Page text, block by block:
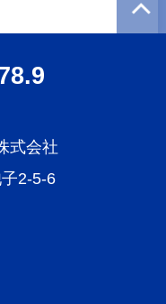
式会社
2-5-6